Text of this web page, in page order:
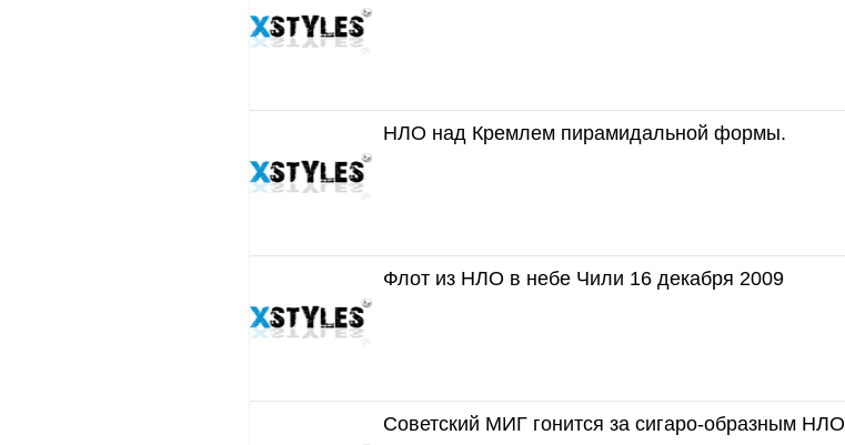
НЛО над Кремлем пирамидальной формы.
Флот из НЛО в небе Чили 16 декабря 2009
Советский МИГ гонится за сигаро-образным НЛО